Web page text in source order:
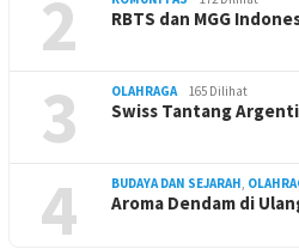
2 RBTS dan MGG
3 OLAHRAGA 165 Dilihat
Swiss Tantang
4 BUDAYA DAN SEJARAH
Aroma Dendam di